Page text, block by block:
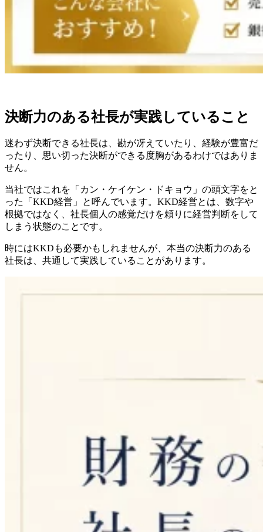
決断力のある社長が実践していること
迷わず決断できる社長は、勘が冴えていたり、経験が豊富だ
ったり、思い切った決断ができる度胸があるわけではありま
せん。
当社ではこれを「カン・ケイケン・ドキョウ」の頭文字をと
った「KKD経営」と呼んでいます。KKD経営とは、数字や
根拠ではなく、社長個人の感覚だけを頼りに経営判断をして
しまう状態のことです。
時にはKKDも必要かもしれませんが、本当の決断力のある
社長は、共通して実践していることがあります。